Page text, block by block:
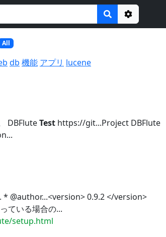
Options
All
db 機能 アプリ lucene
DBFluteTest https://git...Project DBFlute
. * @author...<version> 0.9.2 </version>
ている場合の...
setup.html